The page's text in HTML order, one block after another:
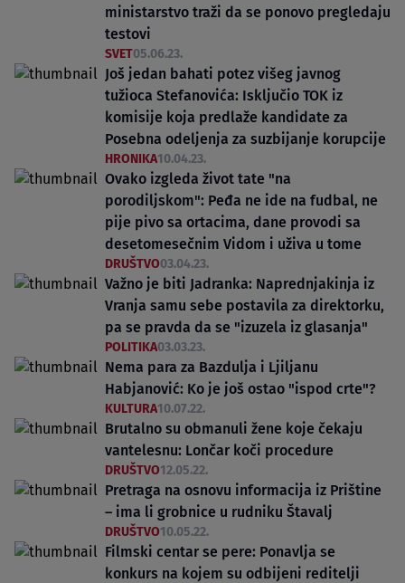
ministarstvo traži da se ponovo pregledaju
testovi
SVET05.06.23.
Još jedan bahati potez višeg javnog
tužioca Stefanovića: Isključio TOK iz
komisije koja predlaže kandidate za
Posebna odeljenja za suzbijanje korupcije
HRONIKA10.04.23.
Ovako izgleda život tate "na
porodiljskom": Peđa ne ide na fudbal, ne
pije pivo sa ortacima, dane provodi sa
desetomesečnim Vidom i uživa u tome
DRUŠTVO03.04.23.
Važno je biti Jadranka: Naprednjakinja iz
Vranja samu sebe postavila za direktorku,
pa se pravda da se "izuzela iz glasanja"
POLITIKA03.03.23.
Nema para za Bazdulja i Ljiljanu
Habjanović: Ko je još ostao "ispod crte"?
KULTURA10.07.22.
Brutalno su obmanuli žene koje čekaju
vantelesnu: Lončar koči procedure
DRUŠTVO12.05.22.
Pretraga na osnovu informacija iz Prištine
– ima li grobnice u rudniku Štavalj
DRUŠTVO10.05.22.
Filmski centar se pere: Ponavlja se
konkurs na kojem su odbijeni reditelji